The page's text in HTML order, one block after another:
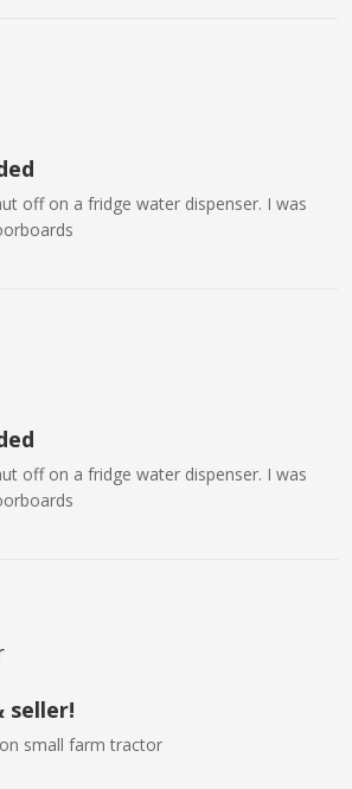
off on a fridge water dispenser. I was
off on a fridge water dispenser. I was
seller!
small farm tractor